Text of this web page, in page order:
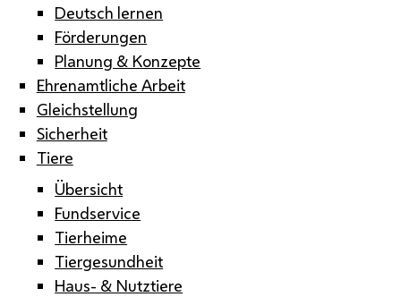
Deutsch lernen
Förderungen
Planung & Konzepte
Ehrenamtliche Arbeit
Gleichstellung
Sicherheit
Tiere
Übersicht
Fundservice
Tierheime
Tiergesundheit
Haus- & Nutztiere